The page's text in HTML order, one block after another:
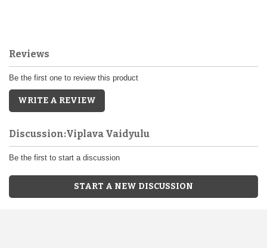
Reviews
Be the first one to review this product
WRITE A REVIEW
Discussion:Viplava Vaidyulu
Be the first to start a discussion
START A NEW DISCUSSION